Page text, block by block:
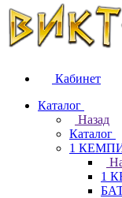
Кабинет
Каталог
Назад
Каталог
1
1